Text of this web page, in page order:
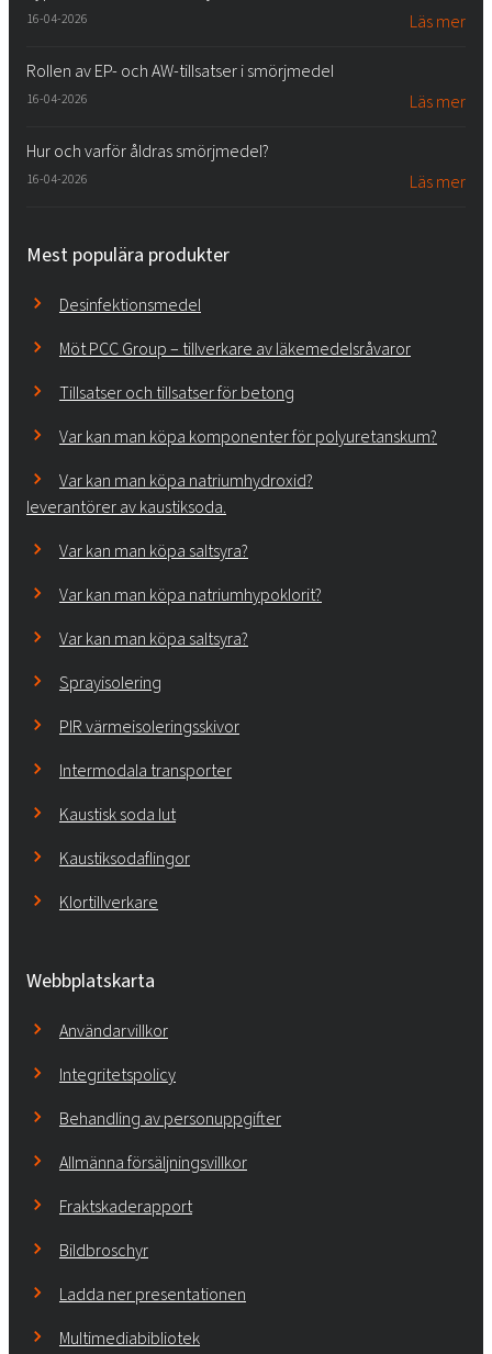
16-04-2026 Läs mer
Rollen av EP- och AW-tillsatser i smörjmedel
16-04-2026 Läs mer
Hur och varför åldras smörjmedel?
16-04-2026 Läs mer
Mest populära produkter
Desinfektionsmedel
Möt PCC Group – tillverkare av läkemedelsråvaror
Tillsatser och tillsatser för betong
Var kan man köpa komponenter för polyuretanskum?
Var kan man köpa natriumhydroxid?
leverantörer av kaustiksoda.
Var kan man köpa saltsyra?
Var kan man köpa natriumhypoklorit?
Var kan man köpa saltsyra?
Sprayisolering
PIR värmeisoleringsskivor
Intermodala transporter
Kaustisk soda lut
Kaustiksodaflingor
Klortillverkare
Webbplatskarta
Användarvillkor
Integritetspolicy
Behandling av personuppgifter
Allmänna försäljningsvillkor
Fraktskaderapport
Bildbroschyr
Ladda ner presentationen
Multimediabibliotek